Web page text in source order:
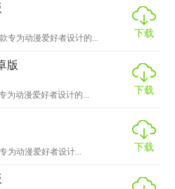
进行离线下载，方便用户随时
能，与全球观众同步分享观
放速度、屏幕亮度等，优化观
专为动漫爱好者设计的...
下载
版
为动漫爱好者设计的...
下载
为动漫爱好者设计...
下载